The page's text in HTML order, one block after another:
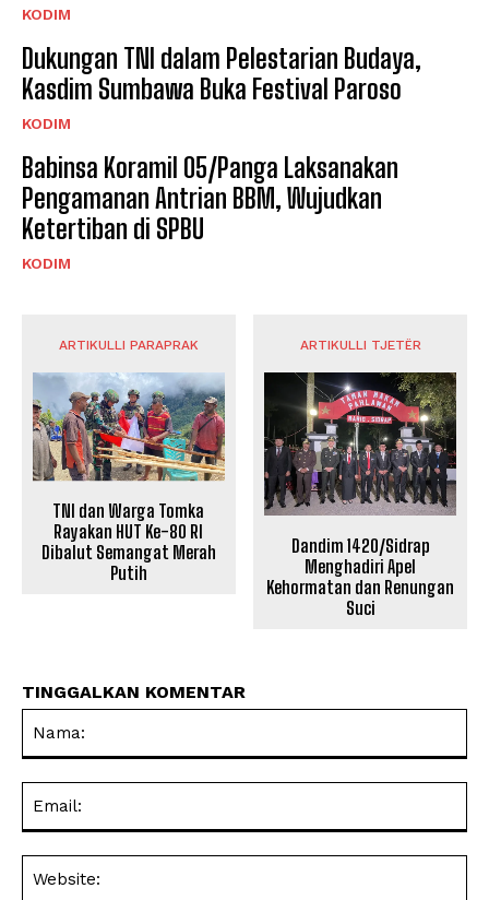
KODIM
Dukungan TNI dalam Pelestarian Budaya,
Kasdim Sumbawa Buka Festival Paroso
KODIM
Babinsa Koramil 05/Panga Laksanakan
Pengamanan Antrian BBM, Wujudkan
Ketertiban di SPBU
KODIM
ARTIKULLI PARAPRAK
TNI dan Warga Tomka
Rayakan HUT Ke-80 RI
Dibalut Semangat Merah
Putih
ARTIKULLI TJETËR
Dandim 1420/Sidrap
Menghadiri Apel
Kehormatan dan Renungan
Suci
TINGGALKAN KOMENTAR